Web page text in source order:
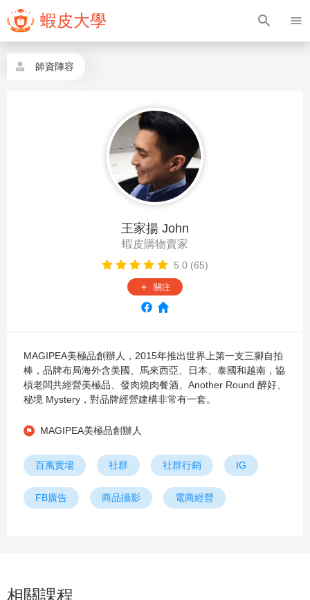
蝦皮大學 search menu
師資陣容
王家揚 John
蝦皮購物賣家
5.0 (65)
add 關注
MAGIPEA美極品創辦人，2015年推出世界上第一支三腳自拍
棒，品牌布局海外含美國、馬來西亞、日本、泰國和越南，協
槓老闆共經營美極品、發肉燒肉餐酒、Another Round 醉好、
秘境 Mystery，對品牌經營建構非常有一套。
MAGIPEA美極品創辦人
百萬賣場 社群 社群行銷 IG
FB廣告 商品攝影 電商經營
相關課程